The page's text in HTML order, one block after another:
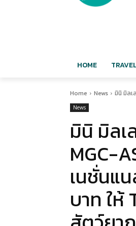
HOME
Home News มินิ มิลเ
News
มินิ มิลเ
MGC-
เนชั่นแ
บาท ให้